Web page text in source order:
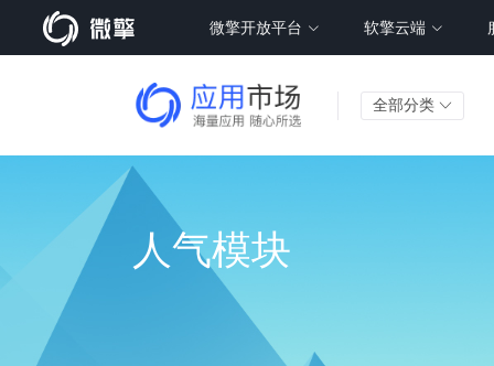
微擎开放平台 软擎云端
全部分类
人气模块